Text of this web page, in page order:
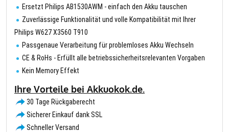
Ersetzt Philips AB1530AWM - einfach den Akku tauschen
Zuverlässige Funktionalität und volle Kompatibilität mit Ihrer
Philips W627 X3560 T910
Passgenaue Verarbeitung für problemloses Akku Wechseln
CE & RoHs - Erfüllt alle betriebssicherheitsrelevanten Vorgaben
Kein Memory Effekt
Ihre Vorteile bei Akkuokok.de.
30 Tage Rückgaberecht
Sicherer Einkauf dank SSL
Schneller Versand